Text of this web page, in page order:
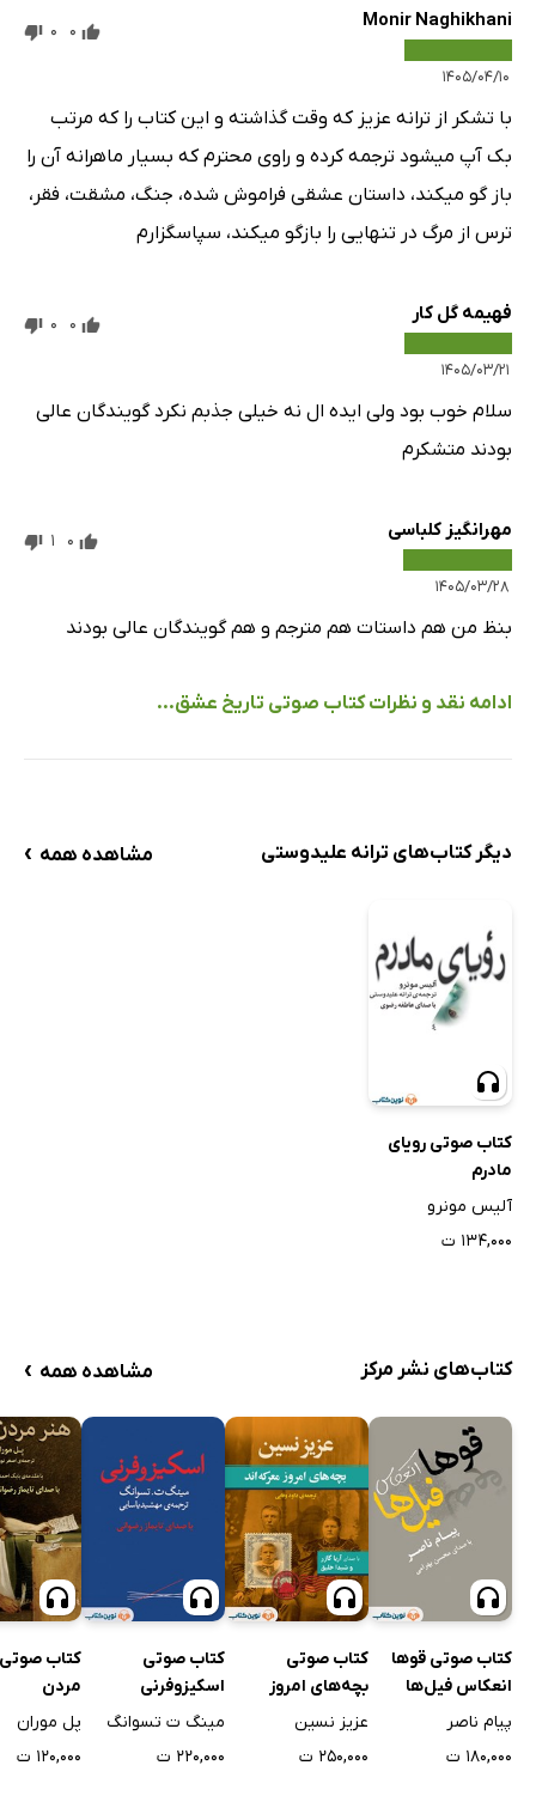
Monir Naghikhani
۱۴۰۵/۰۴/۱۰
0
0
با تشکر از ترانه عزیز که وقت گذاشته و این کتاب را که مرتب
بک آپ میشود ترجمه کرده و‌ راوی محترم که بسیار ماهرانه آن را
باز گو میکند، داستان عشقی فراموش شده، جنگ، مشقت، فقر،
ترس از مرگ‌ در تنهایی را بازگو‌ میکند، سپاسگزارم
فهیمه گل‌ کار
۱۴۰۵/۰۳/۲۱
0
0
سلام خوب بود ولی ایده ال نه خیلی جذبم نکرد گویندگان عالی
بودند متشکرم
مهرانگیز کلباسی
۱۴۰۵/۰۳/۲۸
0
1
بنظ من هم داستات هم مترجم و هم گویندگان عالی بودند
ادامه نقد و نظرات کتاب صوتی تاریخ عشق...
دیگر کتاب‌های ترانه علیدوستی مشاهده همه ›
کتاب صوتی رویای
مادرم
آلیس مونرو
۱۳۴,۰۰۰ ت
کتاب‌های نشر مرکز مشاهده همه ›
کتاب صوتی قوها
انعکاس فیل‌ها
پیام ناصر
۱۸۰,۰۰۰ ت
کتاب صوتی
بچه‌های امروز
معرکه‌اند
عزیز نسین
۲۵۰,۰۰۰ ت
کتاب صوتی
اسکیزوفرنی
مینگ ت تسوانگ
۲۲۰,۰۰۰ ت
کتاب
مردن
پل موران
۱۲۰,۰۰۰ ت